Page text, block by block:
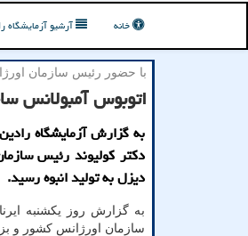
خانه آرشیو آزمایشگاه
با حضور رئیس سازمان
اتوبوس آمبولانس
به گزارش آزمایشگاه
دکتر کولیوند رئیس
دیزل به تولید انبوه رسید.
به گزارش روز یکشنبه
سازمان اورژانس کشور و